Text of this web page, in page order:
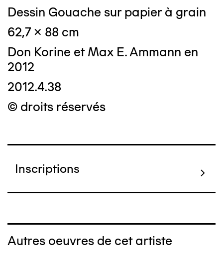
Dessin Gouache sur papier à grain
62,7 x 88 cm
Don Korine et Max E. Ammann en
2012
2012.4.38
© droits réservés
Inscriptions
Autres oeuvres de cet artiste